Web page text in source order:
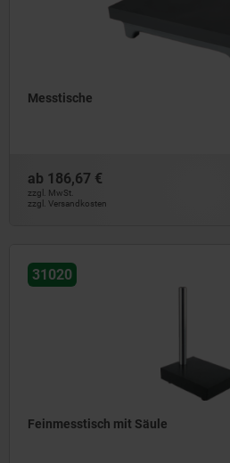
Messtische
ab 186,67 €
zzgl. MwSt.
zzgl. Versandkosten
31020
Feinmesstisch mit Säule